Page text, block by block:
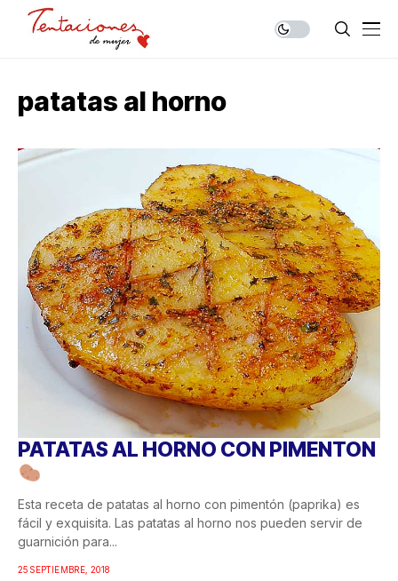
patatas al horno
PATATAS AL HORNO CON PIMENTON
Esta receta de patatas al horno con pimentón (paprika) es
fácil y exquisita. Las patatas al horno nos pueden servir de
guarnición para...
25 SEPTIEMBRE, 2018